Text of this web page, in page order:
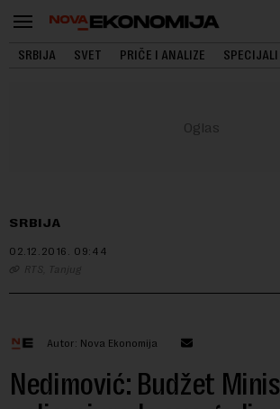
SRBIJA SVET PRIČE I ANALIZE SPECIJALI
SRBIJA
02.12.2016. 09:44
RTS, Tanjug
Autor: Nova Ekonomija
Nedimović: Budžet